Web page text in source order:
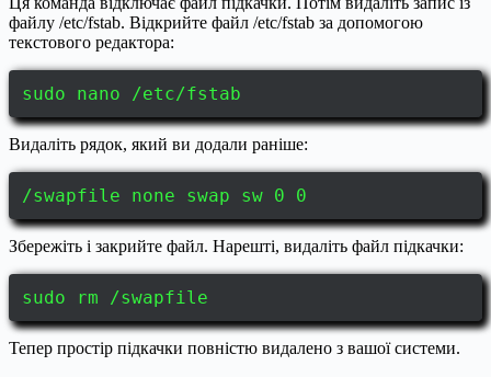
файлу /etc/fstab. Відкрийте файл /etc/fstab за допомогою
текстового редактора:
sudo nano /etc/fstab
Видаліть рядок, який ви додали раніше:
/swapfile none swap sw 0 0
Збережіть і закрийте файл. Нарешті, видаліть файл підкачки:
sudo rm /swapfile
Тепер простір підкачки повністю видалено з вашої системи.